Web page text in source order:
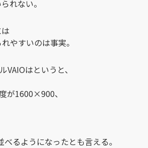
れない。
やすいのは事実。
はというと、
が1600×900、
るようになったとも言える。